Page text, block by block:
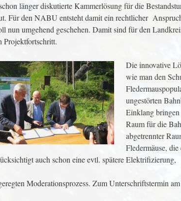
länger diskutierte Kammerlösung für die
Für den NABU entsteht damit ein rechtlicher
nun umgehend geschehen. Damit sind für den
Projektfortschritt.
Die innovative
wie man den
ungestörten
Einklang
Raum für die
abgetrennter
Fledermäuse,
auch schon eine evtl. spätere Elektrifizierung,
Moderationsprozess. Zum Unterschriftstermin